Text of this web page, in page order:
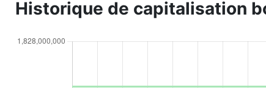
Historique de capitalisation